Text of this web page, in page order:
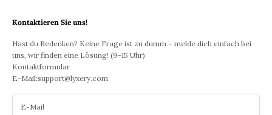
Kontaktieren Sie uns!
Hast du Bedenken? Keine Frage ist zu dumm – melde dich einfach bei
uns, wir finden eine Lösung! (9–15 Uhr)
Kontaktformular
E-Mail:support@lyxery.com